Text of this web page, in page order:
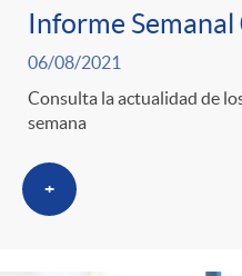
Informe
06/08/2021
Consulta la actualidad de
semana
+